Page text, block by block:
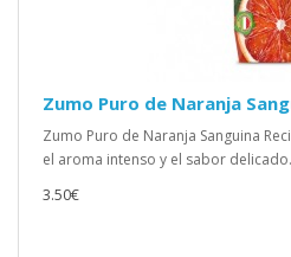
Zumo Puro de Naranja
Zumo Puro de Naranja Sanguina
el aroma intenso y el sabor
3.50€